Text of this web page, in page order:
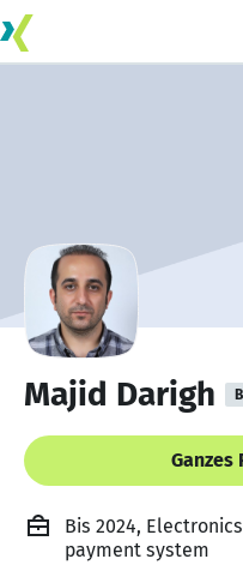
Majid Darigh
Ganzes
Bis 2024,
payment system